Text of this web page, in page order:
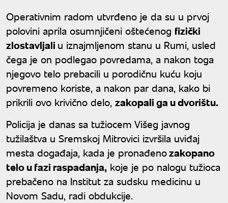
pritvor
Operativnim radom utvrđeno je da su u prvoj
polovini aprila osumnjičeni oštećenog fizički
zlostavljali u iznajmljenom stanu u Rumi, usled
čega je on podlegao povredama, a nakon toga
njegovo telo prebacili u porodičnu kuću koju
povremeno koriste, a nakon par dana, kako bi
prikrili ovo krivično delo, zakopali ga u dvorištu.
Policija je danas sa tužiocem Višeg javnog
tužilaštva u Sremskoj Mitrovici izvršila uviđaj
mesta događaja, kada je pronađenozakopano
telo u fazi raspadanja, koje je po nalogu tužioca
prebačeno na Institut za sudsku medicinu u
Novom Sadu, radi obdukcije.